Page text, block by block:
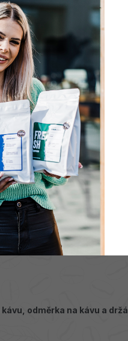
kávu rychle a
srdce mnoha
skvělý kávovar na cesty, do
namletou kávu, zalijete
přes papírový filtr. Během
jednotlivé kroky
odměrka na kávu a